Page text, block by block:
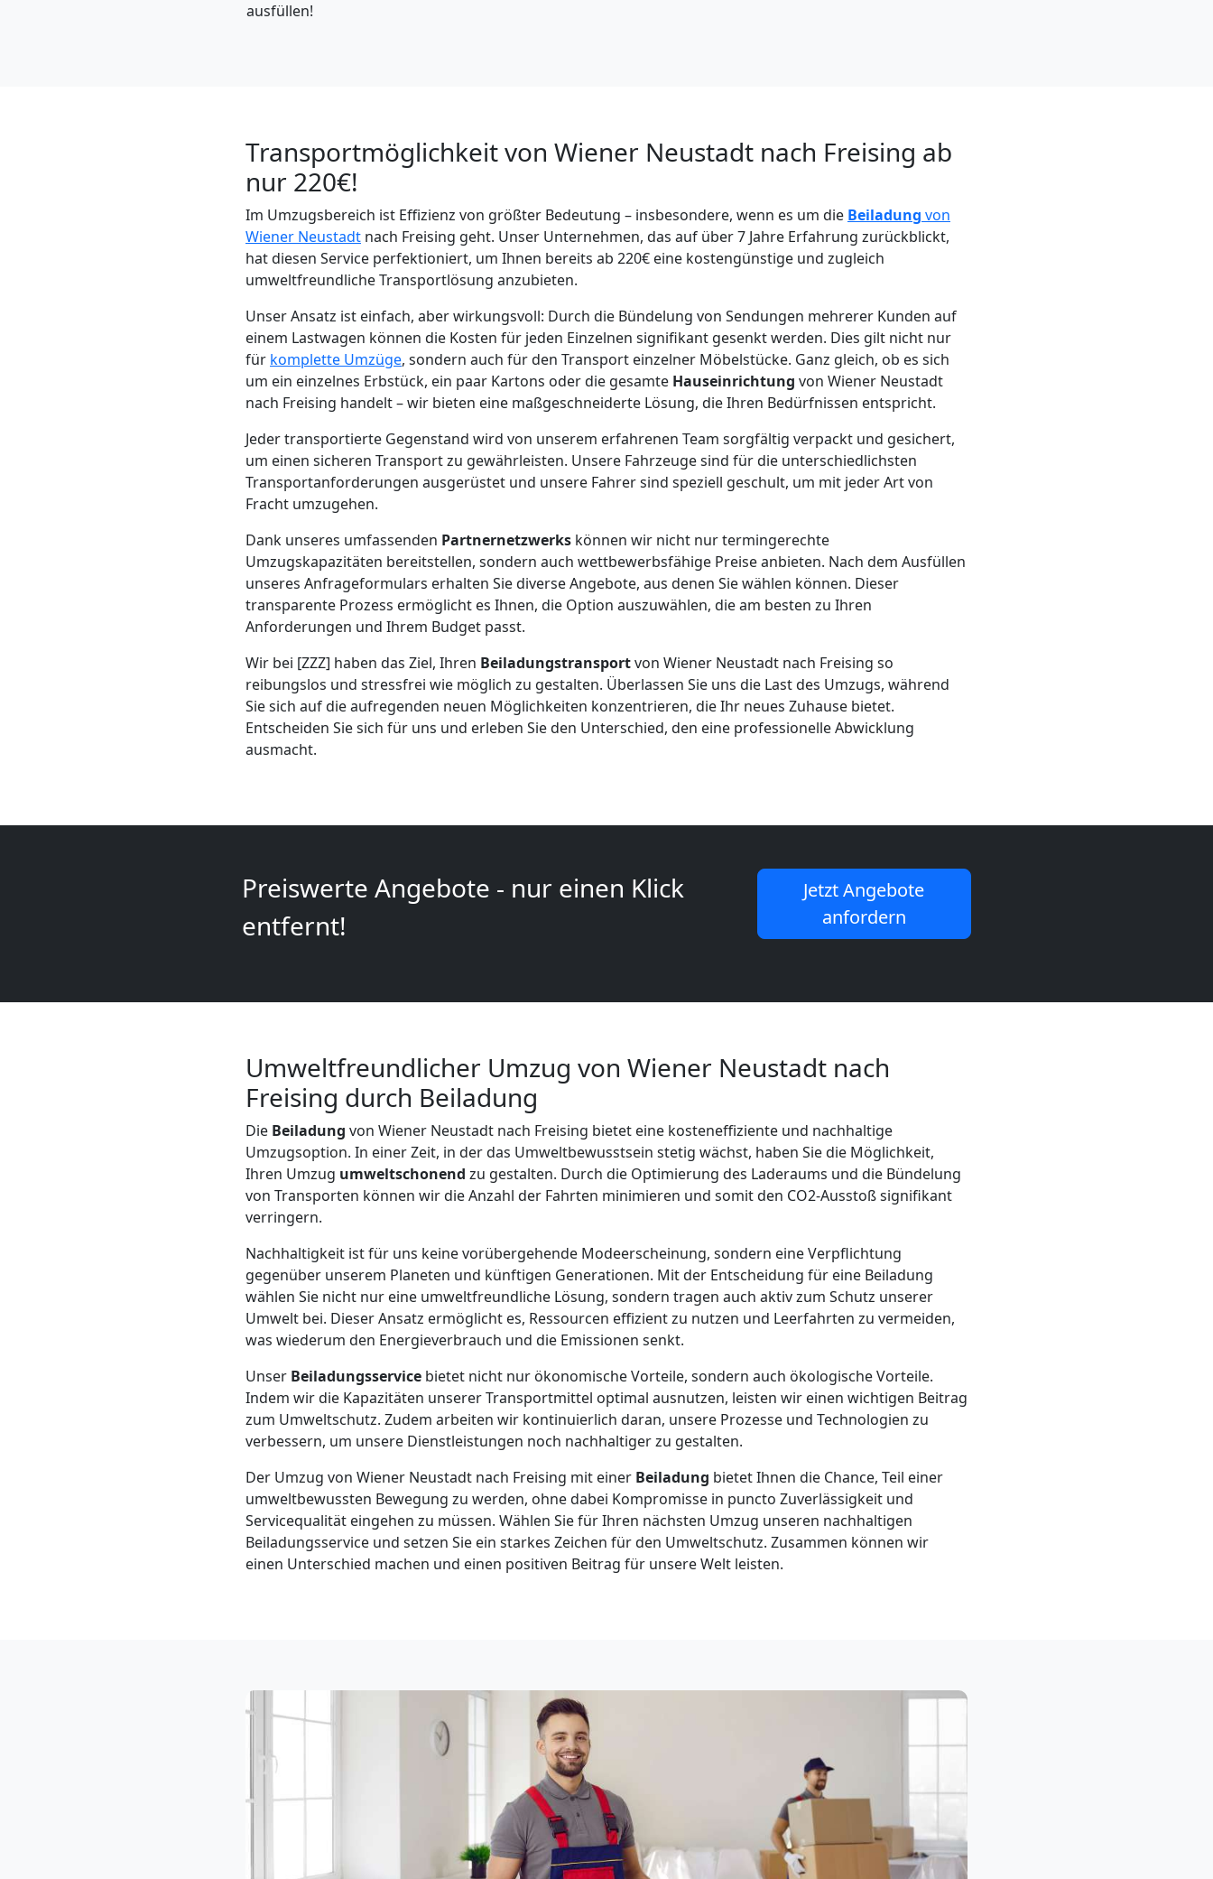
ausfüllen!
Transportmöglichkeit von Wiener Neustadt nach Freising ab
nur 220€!
Im Umzugsbereich ist Effizienz von größter Bedeutung – insbesondere, wenn es um die Beiladung von
Wiener Neustadt nach Freising geht. Unser Unternehmen, das auf über 7 Jahre Erfahrung zurückblickt,
hat diesen Service perfektioniert, um Ihnen bereits ab 220€ eine kostengünstige und zugleich
umweltfreundliche Transportlösung anzubieten.
Unser Ansatz ist einfach, aber wirkungsvoll: Durch die Bündelung von Sendungen mehrerer Kunden auf
einem Lastwagen können die Kosten für jeden Einzelnen signifikant gesenkt werden. Dies gilt nicht nur
für komplette Umzüge, sondern auch für den Transport einzelner Möbelstücke. Ganz gleich, ob es sich
um ein einzelnes Erbstück, ein paar Kartons oder die gesamte Hauseinrichtung von Wiener Neustadt
nach Freising handelt – wir bieten eine maßgeschneiderte Lösung, die Ihren Bedürfnissen entspricht.
Jeder transportierte Gegenstand wird von unserem erfahrenen Team sorgfältig verpackt und gesichert,
um einen sicheren Transport zu gewährleisten. Unsere Fahrzeuge sind für die unterschiedlichsten
Transportanforderungen ausgerüstet und unsere Fahrer sind speziell geschult, um mit jeder Art von
Fracht umzugehen.
Dank unseres umfassenden Partnernetzwerks können wir nicht nur termingerechte
Umzugskapazitäten bereitstellen, sondern auch wettbewerbsfähige Preise anbieten. Nach dem Ausfüllen
unseres Anfrageformulars erhalten Sie diverse Angebote, aus denen Sie wählen können. Dieser
transparente Prozess ermöglicht es Ihnen, die Option auszuwählen, die am besten zu Ihren
Anforderungen und Ihrem Budget passt.
Wir bei [ZZZ] haben das Ziel, Ihren Beiladungstransportvon Wiener Neustadt nach Freising so
reibungslos und stressfrei wie möglich zu gestalten. Überlassen Sie uns die Last des Umzugs, während
Sie sich auf die aufregenden neuen Möglichkeiten konzentrieren, die Ihr neues Zuhause bietet.
Entscheiden Sie sich für uns und erleben Sie den Unterschied, den eine professionelle Abwicklung
ausmacht.
Preiswerte Angebote - nur einen Klick
entfernt!
Jetzt Angebote
anfordern
Umweltfreundlicher Umzug von Wiener Neustadt nach
Freising durch Beiladung
Die Beiladung von Wiener Neustadt nach Freising bietet eine kosteneffiziente und nachhaltige
Umzugsoption. In einer Zeit, in der das Umweltbewusstsein stetig wächst, haben Sie die Möglichkeit,
Ihren Umzug umweltschonend zu gestalten. Durch die Optimierung des Laderaums und die Bündelung
von Transporten können wir die Anzahl der Fahrten minimieren und somit den CO2-Ausstoß signifikant
verringern.
Nachhaltigkeit ist für uns keine vorübergehende Modeerscheinung, sondern eine Verpflichtung
gegenüber unserem Planeten und künftigen Generationen. Mit der Entscheidung für eine Beiladung
wählen Sie nicht nur eine umweltfreundliche Lösung, sondern tragen auch aktiv zum Schutz unserer
Umwelt bei. Dieser Ansatz ermöglicht es, Ressourcen effizient zu nutzen und Leerfahrten zu vermeiden,
was wiederum den Energieverbrauch und die Emissionen senkt.
Unser Beiladungsservice bietet nicht nur ökonomische Vorteile, sondern auch ökologische Vorteile.
Indem wir die Kapazitäten unserer Transportmittel optimal ausnutzen, leisten wir einen wichtigen Beitrag
zum Umweltschutz. Zudem arbeiten wir kontinuierlich daran, unsere Prozesse und Technologien zu
verbessern, um unsere Dienstleistungen noch nachhaltiger zu gestalten.
Der Umzug von Wiener Neustadt nach Freising mit einer Beiladung bietet Ihnen die Chance, Teil einer
umweltbewussten Bewegung zu werden, ohne dabei Kompromisse in puncto Zuverlässigkeit und
Servicequalität eingehen zu müssen. Wählen Sie für Ihren nächsten Umzug unseren nachhaltigen
Beiladungsservice und setzen Sie ein starkes Zeichen für den Umweltschutz. Zusammen können wir
einen Unterschied machen und einen positiven Beitrag für unsere Welt leisten.
Neustadt